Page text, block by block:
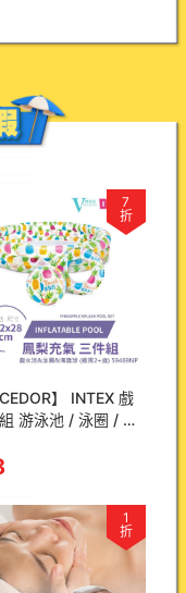
7
折
】 INTEX 戲
游泳池 / 泳圈 / 沙
水上玩具 現
免運
1
折